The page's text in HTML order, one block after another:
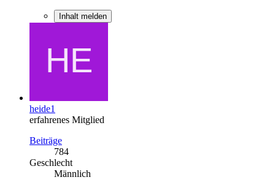
Inhalt melden
heide1
erfahrenes Mitglied
Beiträge
784
Geschlecht
Männlich